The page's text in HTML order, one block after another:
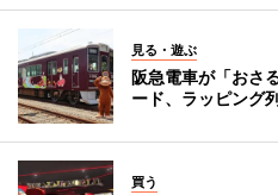
見る・遊ぶ
阪急電車が「おさ
ード、ラッピング
買う